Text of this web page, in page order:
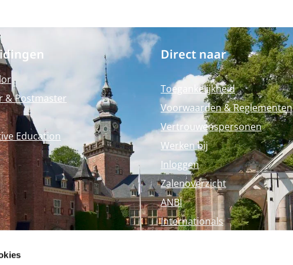
& Postmaster
Education
Direct naar
Toegankelijkheid
Voorwaarden & Reglementen
Vertrouwenspersonen
Werken bij
Inloggen
Zalenoverzicht
ANBI
Internationals